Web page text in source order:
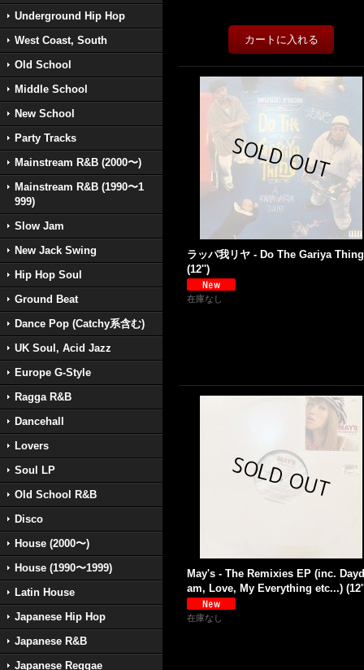
Underground Hip Hop
West Coast, South
Old School
Middle School
New School
Party Tracks
Mainstream R&B (2000〜)
Mainstream R&B (1990〜1
999)
Slow Jam
New Jack Swing
Hip Hop Soul
Ground Beat
Dance Pop (Catchy系含む)
UK Soul, Acid Jazz
Europe G-Style
Ragga R&B
Dancehall
Lovers
Soul LP
Old School R&B
Disco
House (2000〜)
House (1990〜1999)
Latin House
Japanese Hip Hop
Japanese R&B
Japanese Reggae
ラッパ我リヤ - Do The Gariya Thing
(12'')
在庫なし
May's - The Remixies EP (inc.
am, Love, My Everything etc...)
在庫なし